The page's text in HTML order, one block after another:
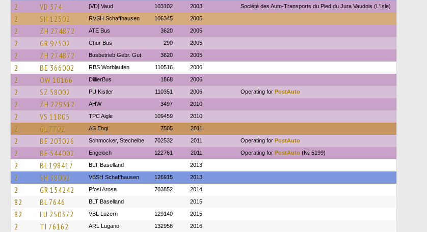
2 VD 374 [VD] Vaud 103102 2003 Société des Auto-Transports du Pied du Jura Vaudois (L'Isle)
2 SH 12502 RVSH Schaffhausen 106345 2005
2 ZH 274872 ATE Bus 3620 2005
2 GR 97502 Chur Bus 290 2005
2 ZH 274872 Busbetrieb Gebr. Gut 3620 2005
2 BE 366002 RBS Worblaufen 110516 2006
2 OW 10166 DillierBus 1868 2006
2 SZ 58002 PU Kistler 110351 2006 Operating for PostAuto
2 ZH 229312 AHW 3497 2010
2 VS 11805 TPC Aigle 109459 2010
2 GL 7702 AS Engi 7505 2011
2 BE 203026 Schmocker, Stechelbe 702532 2011 Operating for PostAuto
2 BE 544002 Engeloch 122761 2011 Operating for PostAuto (№ 5199)
2 BL 198417 BLT Baselland 2013
2 SH 38002 VBSH Schaffhausen 126915 2013
2 GR 154242 Pfosi Arosa 703852 2014
82 BL 7646 BLT Baselland 2015
82 LU 250372 VBL Luzern 129140 2015
2 TI 76162 ARL Lugano 132958 2016